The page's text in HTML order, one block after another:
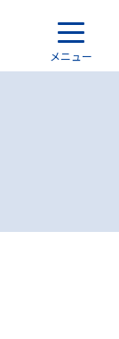
メニュー